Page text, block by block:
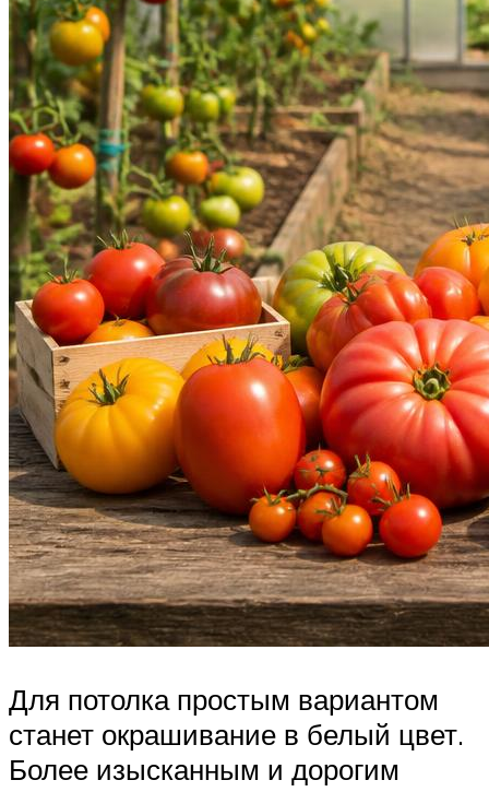
Для потолка простым вариантом
станет окрашивание в белый цвет.
Более изысканным и дорогим